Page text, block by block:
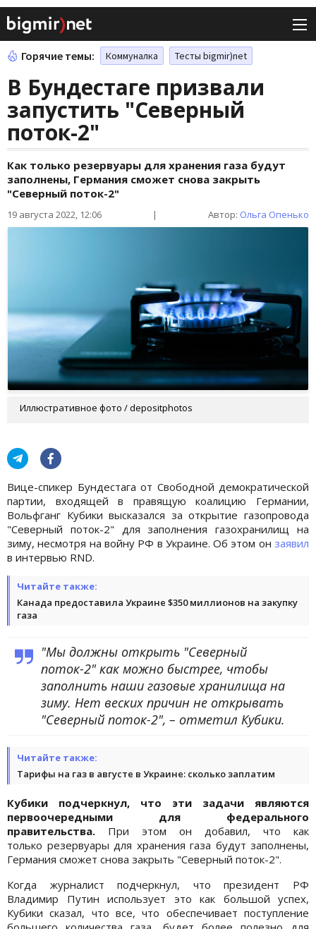
Горячие темы: Коммуналка Тесты bigmir)net
В Бундестаге призвали
запустить "Северный
поток-2"
Как только резервуары для хранения газа будут
заполнены, Германия сможет снова закрыть
"Северный поток-2"
19 августа 2022, 12:06 | Автор: Ольга Опенько
Иллюстративное фото / depositphotos
Вице-спикер Бундестага от Свободной демократической
партии, входящей в правящую коалицию Германии,
Вольфганг Кубики высказался за открытие газопровода
"Северный поток-2" для заполнения газохранилищ на
зиму, несмотря на войну РФ в Украине. Об этом он заявил
в интервью RND.
Читайте также:
Канада предоставила Украине $350 миллионов на закупку
газа
"Мы должны открыть "Северный
поток-2" как можно быстрее, чтобы
заполнить наши газовые хранилища на
зиму. Нет веских причин не открывать
"Северный поток-2", – отметил Кубики.
Читайте также:
Тарифы на газ в августе в Украине: сколько заплатим
Кубики подчеркнул, что эти задачи являются
первоочередными для федерального
правительства. При этом он добавил, что как
только резервуары для хранения газа будут заполнены,
Германия сможет снова закрыть "Северный поток-2".
Когда журналист подчеркнул, что президент РФ
Владимир Путин использует это как большой успех,
Кубики сказал, что все, что обеспечивает поступление